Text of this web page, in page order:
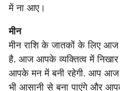
में ना आए।
मीन
मीन राशि के जातकों के लिए
है. आज आपके व्यक्तित्व में
आपके मन में बनी रहेगी. आप आज
भी आसानी से बना पाएंगे और